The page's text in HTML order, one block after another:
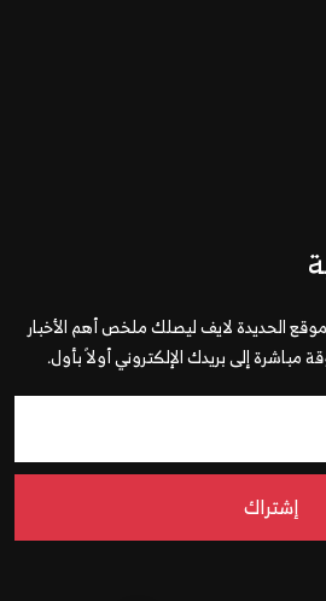
الحديدة لايف ليصلك ملخص أهم الأخبار
مباشرة إلى بريدك الإلكتروني أولاً بأول.
إشتراك